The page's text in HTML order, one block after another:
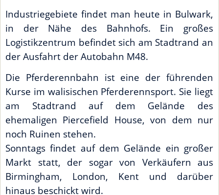
Industriegebiete findet man heute in Bulwark,
in der Nähe des Bahnhofs. Ein großes
Logistikzentrum befindet sich am Stadtrand an
der Ausfahrt der Autobahn M48.
Die Pferderennbahn ist eine der führenden
Kurse im walisischen Pferderennsport. Sie liegt
am Stadtrand auf dem Gelände des
ehemaligen Piercefield House, von dem nur
noch Ruinen stehen.
Sonntags findet auf dem Gelände ein großer
Markt statt, der sogar von Verkäufern aus
Birmingham, London, Kent und darüber
hinaus beschickt wird.